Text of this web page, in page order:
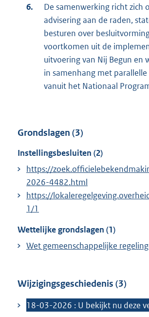
De samenwerking richt zich
advisering aan de raden,
besturen over
voortkomen uit de
uitvoering van Nij Begun en
in samenhang met parallelle
vanuit het Nationaal
Grondslagen (3)
Instellingsbesluiten (2)
https://
2026-4482.html
https://
1/1
Wettelijke grondslagen (1)
Wet gemeenschappelijke
Wijzigingsgeschiedenis (3)
18-03-2026 : U bekijkt nu deze